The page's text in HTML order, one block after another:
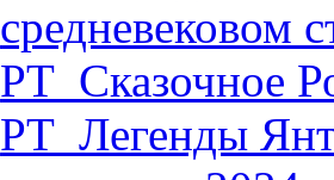
средневековом
РТ_Сказочное
РТ_Легенды